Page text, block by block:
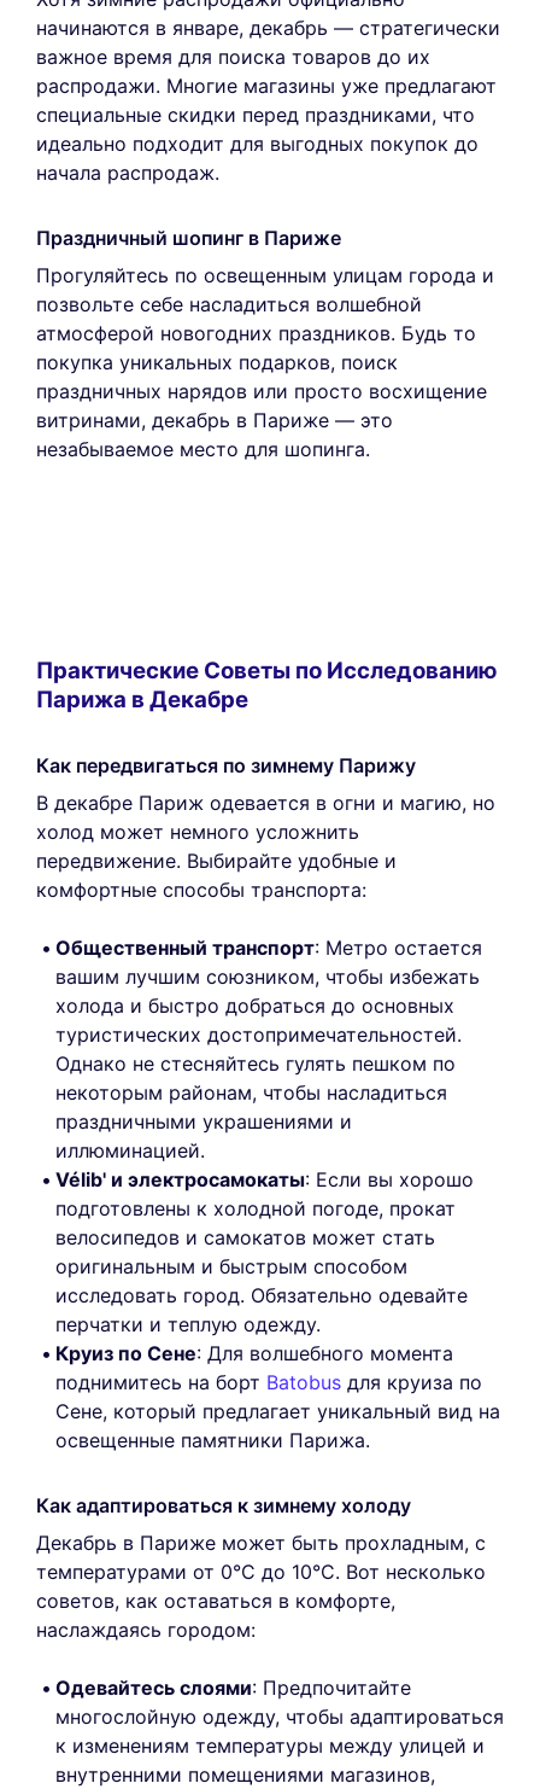
начинаются в январе, декабрь — стратегически
важное время для поиска товаров до их
распродажи. Многие магазины уже предлагают
специальные скидки перед праздниками, что
идеально подходит для выгодных покупок до
начала распродаж.
Праздничный шопинг в Париже
Прогуляйтесь по освещенным улицам города и
позвольте себе насладиться волшебной
атмосферой новогодних праздников. Будь то
покупка уникальных подарков, поиск
праздничных нарядов или просто восхищение
витринами, декабрь в Париже — это
незабываемое место для шопинга.
Практические Советы по Исследованию
Парижа в Декабре
Как передвигаться по зимнему Парижу
В декабре Париж одевается в огни и магию, но
холод может немного усложнить
передвижение. Выбирайте удобные и
комфортные способы транспорта:
Общественный транспорт: Метро остается
вашим лучшим союзником, чтобы избежать
холода и быстро добраться до основных
туристических достопримечательностей.
Однако не стесняйтесь гулять пешком по
некоторым районам, чтобы насладиться
праздничными украшениями и
иллюминацией.
Vélib' и электросамокаты: Если вы хорошо
подготовлены к холодной погоде, прокат
велосипедов и самокатов может стать
оригинальным и быстрым способом
исследовать город. Обязательно одевайте
перчатки и теплую одежду.
Круиз по Сене: Для волшебного момента
поднимитесь на борт Batobus для круиза по
Сене, который предлагает уникальный вид на
освещенные памятники Парижа.
Как адаптироваться к зимнему холоду
Декабрь в Париже может быть прохладным, с
температурами от 0°C до 10°C. Вот несколько
советов, как оставаться в комфорте,
наслаждаясь городом:
Одевайтесь слоями: Предпочитайте
многослойную одежду, чтобы адаптироваться
к изменениям температуры между улицей и
внутренними помещениями магазинов,